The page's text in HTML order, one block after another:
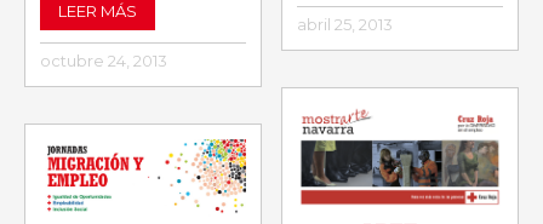
LEER MÁS
octubre 24, 2013
abril 25, 2013